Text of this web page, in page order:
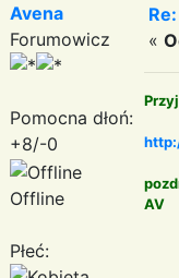
Avena
Forumowicz
Pomocna dłoń:
+8/-0
Offline
Płeć:
«
AV